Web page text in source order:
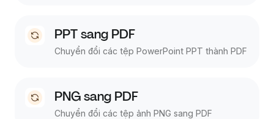
PPT sang PDF
Chuyển đổi các tệp PowerPoint PPT thành PDF
PNG sang PDF
Chuyển đổi các tệp ảnh PNG sang PDF